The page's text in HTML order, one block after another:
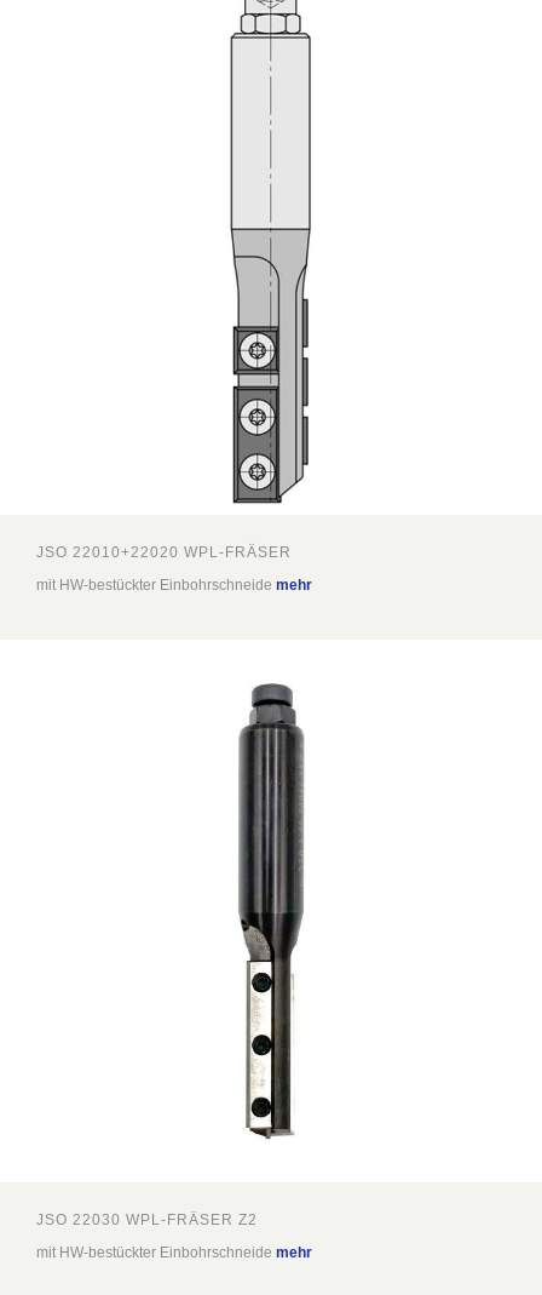
JSO 22010+22020 WPL-FRÄSER
mit HW-bestückter Einbohrschneide mehr
JSO 22030 WPL-FRÄSER Z2
mit HW-bestückter Einbohrschneide mehr